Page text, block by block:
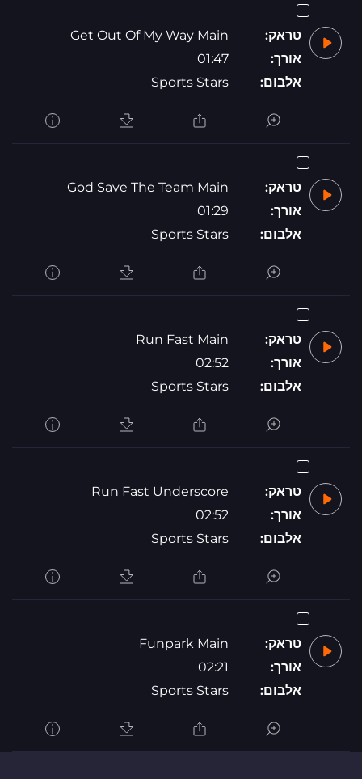
טראק:
Get Out Of My Way Main
אורך:
01:47
אלבום:
Sports Stars
טראק:
God Save The Team Main
אורך:
01:29
אלבום:
Sports Stars
טראק:
Run Fast Main
אורך:
02:52
אלבום:
Sports Stars
טראק:
Run Fast Underscore
אורך:
02:52
אלבום:
Sports Stars
טראק:
Funpark Main
אורך:
02:21
אלבום:
Sports Stars